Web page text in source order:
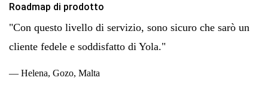
Roadmap di prodotto
"Con questo livello di servizio, sono sicuro che sarò un
cliente fedele e soddisfatto di Yola."
— Helena, Gozo, Malta